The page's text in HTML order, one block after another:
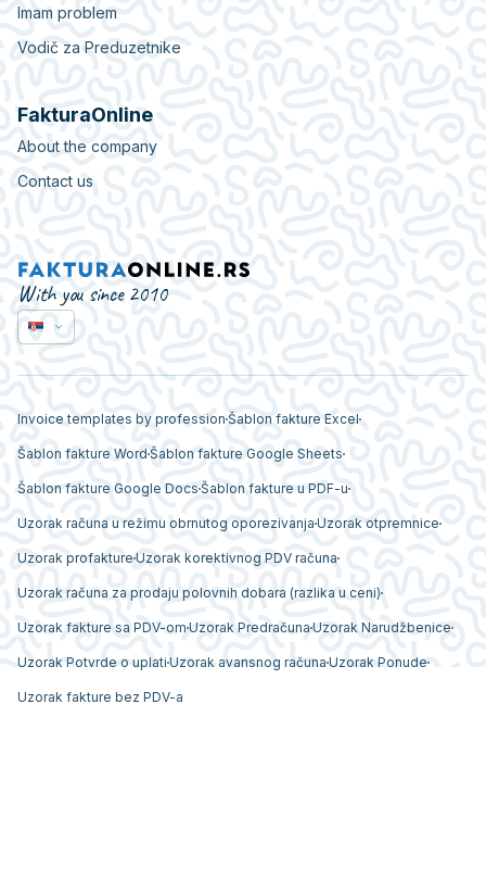
Imam problem
Vodič za Preduzetnike
FakturaOnline
About the company
Contact us
With you since 2010
Invoice templates by profession Šablon fakture Excel
Šablon fakture Word Šablon fakture Google Sheets
Šablon fakture Google Docs Šablon fakture u PDF-u
Uzorak računa u režimu obrnutog oporezivanja Uzorak otpremnice
Uzorak profakture Uzorak korektivnog PDV računa
Uzorak računa za prodaju polovnih dobara (razlika u ceni)
Uzorak fakture sa PDV-om Uzorak Predračuna Uzorak Narudžbenice
Uzorak Potvrde o uplati Uzorak avansnog računa Uzorak Ponude
Uzorak fakture bez PDV-a